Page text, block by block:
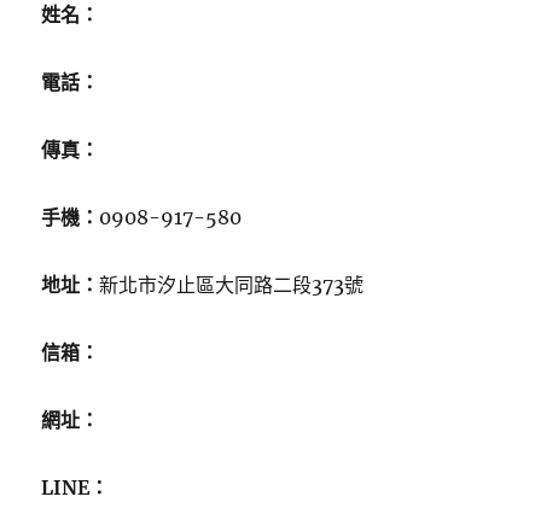
姓名：
電話：
傳真：
手機： 0908-917-580
地址：新北市汐止區大同路二段373號
信箱：
網址：
LINE：